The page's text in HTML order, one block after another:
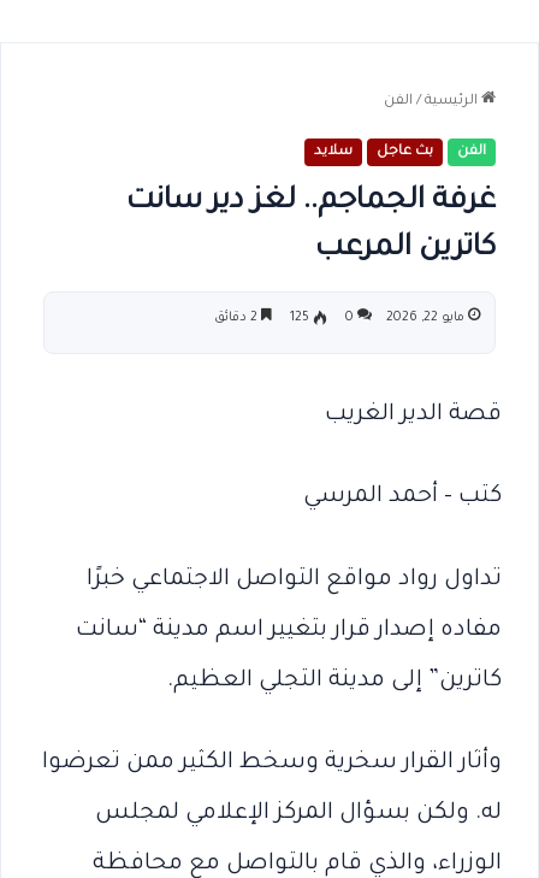
الرئيسية / الفن
الفن بث عاجل سلايد
غرفة الجماجم.. لغز دير سانت
كاترين المرعب
مايو 22, 2026 0
125
قصة الدير الغريب
كتب – أحمد المرسي
تداول رواد مواقع التواصل الاجتماعي خبرًا
مفاده إصدار قرار بتغيير اسم مدينة “سانت
كاترين” إلى مدينة التجلي العظيم.
وأثار القرار سخرية وسخط الكثير ممن تعرضوا
له. ولكن بسؤال المركز الإعلامي لمجلس
الوزراء، والذي قام بالتواصل مع محافظة